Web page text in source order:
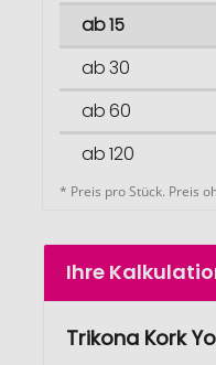
ab 15
ab 30
ab 60
ab 120
* Preis pro Stück. Preis
Ihre
Trikona Kork